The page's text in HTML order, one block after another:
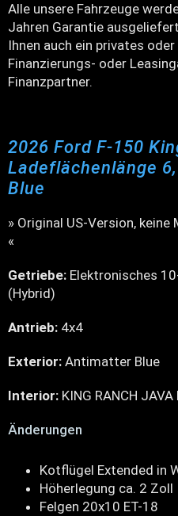
Alle unsere Fahrzeuge
Jahren Garantie
Ihnen auch ein privates
Finanzierungs- oder
Finanzpartner.
2026 Ford F-150
Ladeflächenlänge
Blue
» Original US-Version,
«
Getriebe: Elektronisches
(Hybrid)
Antrieb: 4x4
Exterior: Antimatter Blue
Interior: KING RANCH
Änderungen
Kotflügel Extended in
Höherlegung ca. 2 Zoll
Felgen 20x10 ET-18